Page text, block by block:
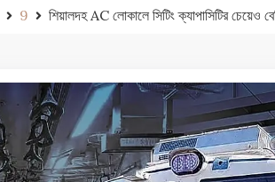
9 শিয়ালদহ AC লোকালে সিটিং ক্যাপাসিটির চেয়েও